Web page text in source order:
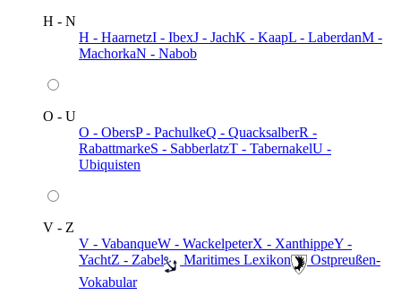
H - N
H - HaarnetzI - IbexJ - JachK - KaapL - LaberdanM -
MachorkaN - Nabob
O - U
O - ObersP - PachulkeQ - QuacksalberR -
RabattmarkeS - SabberlatzT - TabernakelU -
Ubiquisten
V - Z
V - VabanqueW - WackelpeterX - XanthippeY -
YachtZ - Zabel ️ Maritimes Lexikon
️ Ostpreußen-
Vokabular